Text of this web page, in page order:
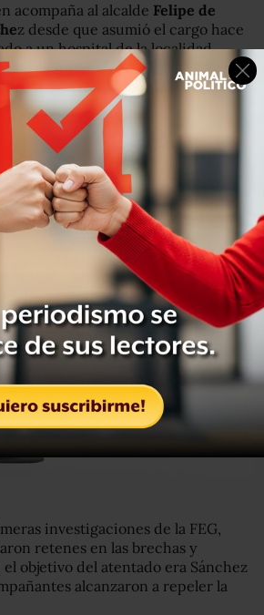
acompaña al alcalde Felipe de
z desde que asumió el cargo hace
a un hospital de la localidad,
de la policía municipal rastreaban
cuatro personas que murieron en la
y agentes que acompañaban
vecinos ajenos a los hechos, o
intentó asesinar al jefe de la
investigaciones de la FEG,
retenes en las brechas y
objetivo del atentado era Sánchez
alcanzaron a repeler la